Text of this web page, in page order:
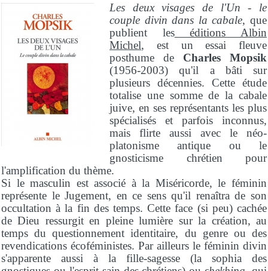
Les deux visages de l'Un - le
couple divin dans la cabale, que
publient leséditions Albin
Michel, est un essai fleuve
posthume de Charles Mopsik
(1956-2003) qu'il a bâti sur
plusieurs décennies. Cette étude
totalise une somme de la cabale
juive, en ses représentants les plus
spécialisés et parfois inconnus,
mais flirte aussi avec le néo-
platonisme antique ou le
gnosticisme chrétien pour
l'amplification du thème.
Si le masculin est associé à la Miséricorde, le féminin
représente le Jugement, en ce sens qu'il renaîtra de son
occultation à la fin des temps. Cette face (si peu) cachée
de Dieu ressurgit en pleine lumière sur la création, au
temps du questionnement identitaire, du genre ou des
revendications écoféministes. Par ailleurs le féminin divin
s'apparente aussi à la fille-sagesse (la sophia des